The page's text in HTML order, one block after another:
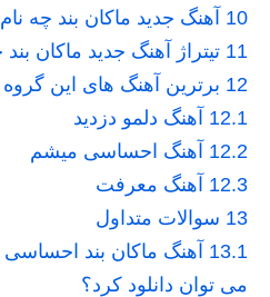
10 آهنگ جدید ماکان بند چه
11 تیتراژ آهنگ جدید ماکان
12 برترین آهنگ های این گروه
12.1 آهنگ دلمو دزدید
12.2 آهنگ احساسی میشم
12.3 آهنگ معرفت
13 سوالات متداول
13.1
آهنگ ماکان بند
می توان دانلود کرد؟